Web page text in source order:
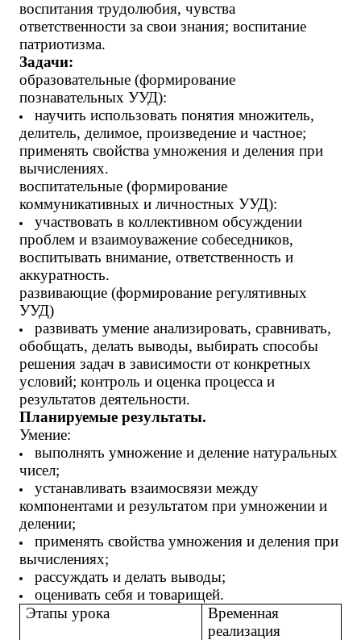
воспитания трудолюбия, чувства
ответственности за свои знания; воспитание
патриотизма.
Задачи:
образовательные (формирование
познавательных УУД):
научить использовать понятия множитель,
делитель, делимое, произведение и частное;
применять свойства умножения и деления при
вычислениях.
воспитательные (формирование
коммуникативных и личностных УУД):
участвовать в коллективном обсуждении
проблем и взаимоуважение собеседников,
воспитывать внимание, ответственность и
аккуратность.
развивающие (формирование регулятивных
УУД)
развивать умение анализировать, сравнивать,
обобщать, делать выводы, выбирать способы
решения задач в зависимости от конкретных
условий; контроль и оценка процесса и
результатов деятельности.
Планируемые результаты.
Умение:
выполнять умножение и деление натуральных
чисел;
устанавливать взаимосвязи между
компонентами и результатом при умножении и
делении;
применять свойства умножения и деления при
вычислениях;
рассуждать и делать выводы;
оценивать себя и товарищей.
Этапы урока
Временная
реализация